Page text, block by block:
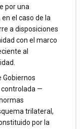
por una
el caso de la
a disposiciones
con el marco
al
Gobiernos
controlada —
trilateral,
por la